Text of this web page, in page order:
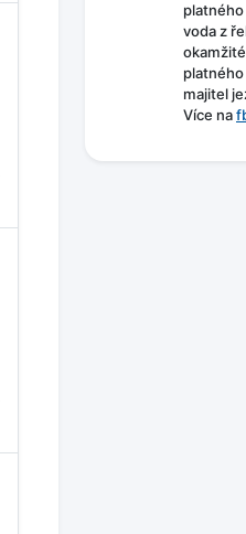
voda z
majitel
Více na